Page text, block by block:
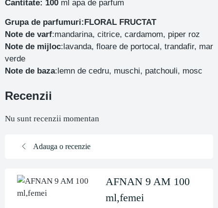
Cantitate: 100 ml apa de parfum
Grupa de parfumuri:FLORAL FRUCTAT
Note de varf:mandarina, citrice, cardamom, piper roz
Note de mijloc:lavanda, floare de portocal, trandafir, mar
verde
Note de baza:lemn de cedru, muschi, patchouli, mosc
Recenzii
Nu sunt recenzii momentan
Adauga o recenzie
AFNAN 9 AM 100
ml,femei